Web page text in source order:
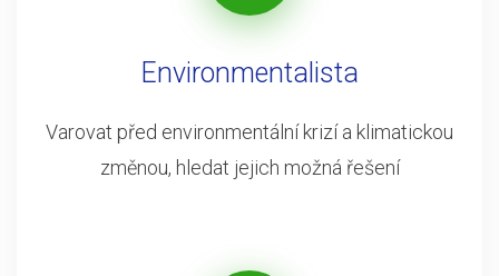
Environmentalista
Varovat před environmentální krizí a klimatickou
změnou, hledat jejich možná řešení